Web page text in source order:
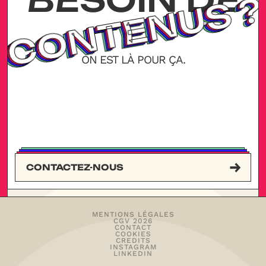
CONTENUS?
CONTENUS?
CONTENUS?
?
ON EST LÀ POUR ÇA.
CONTACTEZ-NOUS
MENTIONS LÉGALES
CGV 2026
CONTACT
COOKIES
BEAUCOUP
CREDITS
INSTAGRAM
LINKEDIN